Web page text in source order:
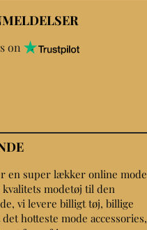
on
en super lækker online mode
modetøj til den
vi levere billigt tøj, billige
hotteste mode accessories,